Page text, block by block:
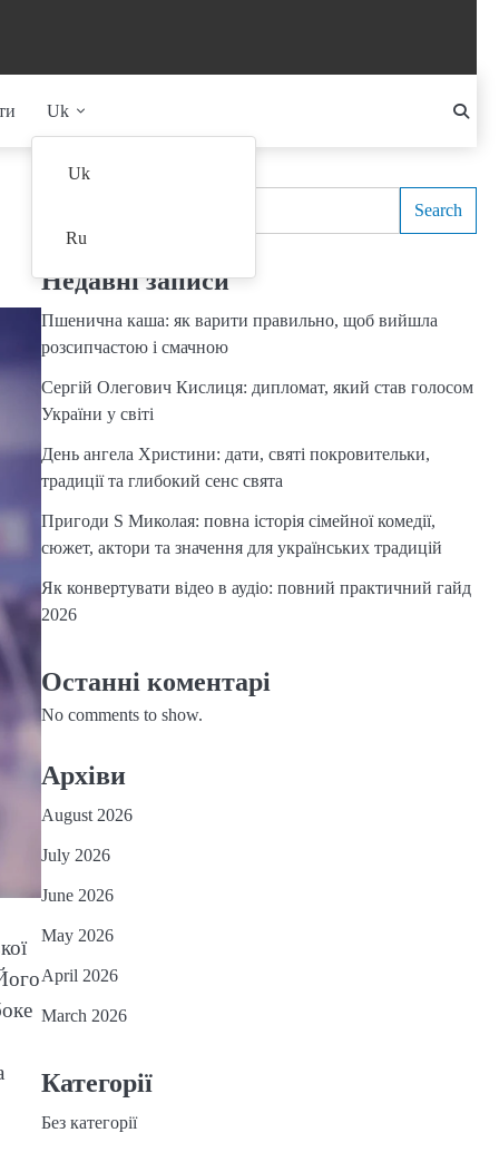
Uk
Uk
Ru
Search
Недавні записи
Пшенична каша: як варити правильно, щоб вийшла
розсипчастою і смачною
Сергій Олегович Кислиця: дипломат, який став голосом
України у світі
День ангела Христини: дати, святі покровительки,
традиції та глибокий сенс свята
Пригоди S Миколая: повна історія сімейної комедії,
сюжет, актори та значення для українських традицій
Як конвертувати відео в аудіо: повний практичний гайд
2026
Останні коментарі
No comments to show.
Архіви
August 2026
July 2026
June 2026
May 2026
April 2026
March 2026
Категорії
Без категорії